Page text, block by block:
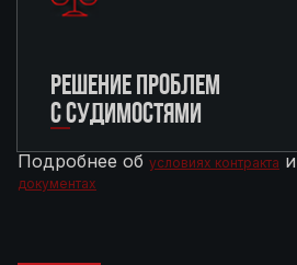
РЕШЕНИЕ ПРОБЛЕМ
С СУДИМОСТЯМИ
Подробнее об условиях контракта и
документах